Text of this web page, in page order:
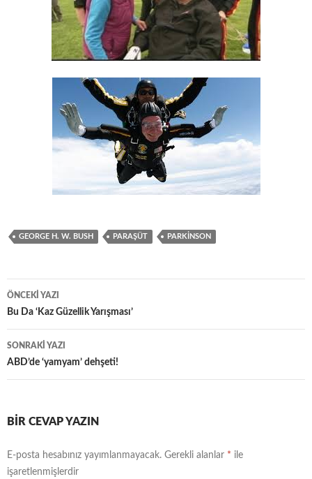
GEORGE H. W. BUSH PARAŞÜT PARKINSON
Yazı
dolaşımı
ÖNCEKI YAZI
Bu Da ‘Kaz Güzellik Yarışması’
SONRAKI YAZI
ABD’de ‘yamyam’ dehşeti!
BIR CEVAP YAZIN
E-posta hesabınız yayımlanmayacak. Gerekli alanlar * ile
işaretlenmişlerdir